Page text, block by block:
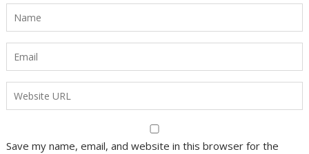
Save my name, email, and website in this browser for the